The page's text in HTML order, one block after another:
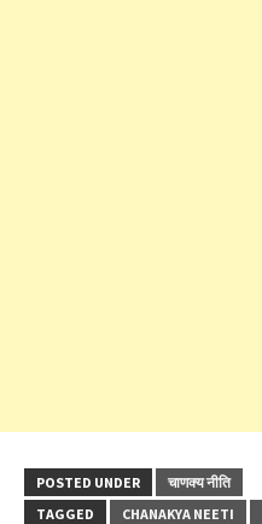
POSTED UNDER
चाणक्य नीति
TAGGED
CHANAKYA NEETI